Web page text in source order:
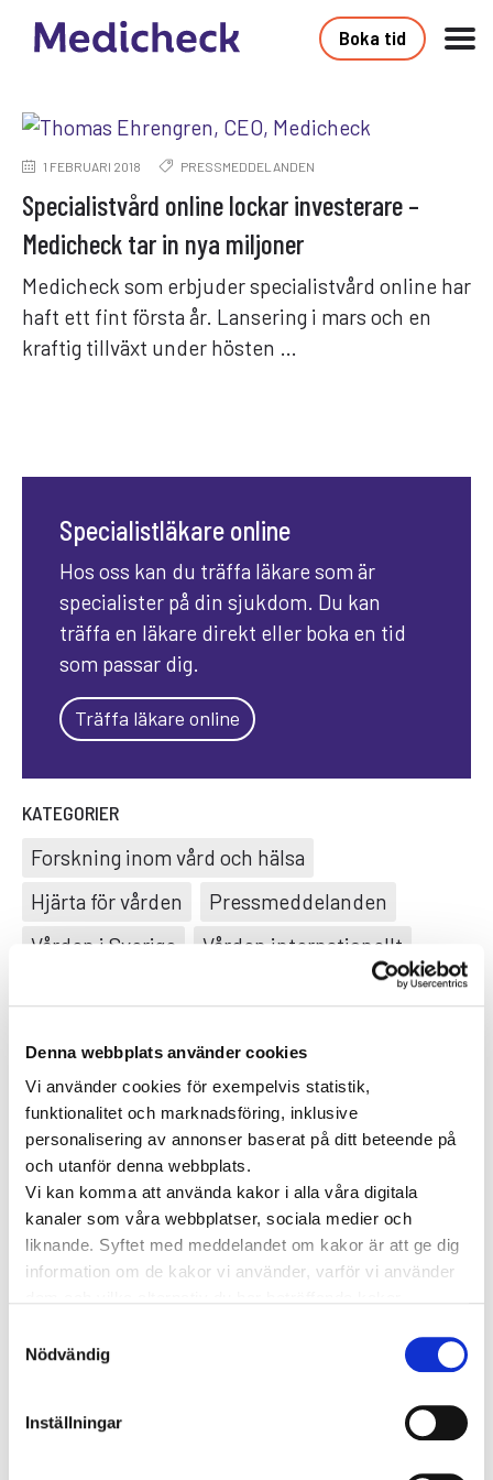
Denna webbplats använder cookies
Vi använder cookies för exempelvis statistik,
funktionalitet och marknadsföring, inklusive
personalisering av annonser baserat på ditt beteende på
och utanför denna webbplats.
Vi kan komma att använda kakor i alla våra digitala
kanaler som våra webbplatser, sociala medier och
liknande. Syftet med meddelandet om kakor är att ge dig
information om de kakor vi använder, varför vi använder
vi behandlar personuppgifter i vår
Integritetspolicy
Nödvändig
Inställningar
Boka tid
1 FEBRUARI 2018 PRESSMEDDELANDEN
Specialistvård online lockar investerare –
Medicheck tar in nya miljoner
Medicheck som erbjuder specialistvård online har
haft ett fint första år. Lansering i mars och en
kraftig tillväxt under hösten …
Specialistläkare online
Hos oss kan du träffa läkare som är
specialister på din sjukdom. Du kan
träffa en läkare direkt eller boka en tid
som passar dig.
Träffa läkare online
KATEGORIER
Forskning inom vård och hälsa
Hjärta för vården
Pressmeddelanden
Vården i Sverige
Vården internationellt
TAGGAR
AllergiAllergologAstmaCancerCrohns
sjukdom Den nya vården Depression Diabetes
Diabetes typ 2 Dietist e-hälsa
FörmaksflimmerHashimoto Hjärtinfarkt
Hjärtproblem Hjärtsjukdomar Hjärtsvikt Hudcancer
Hypotyreos Högt blodtryck IBS
Kenneth Ilvall Magproblem
Psykisk ohälsa